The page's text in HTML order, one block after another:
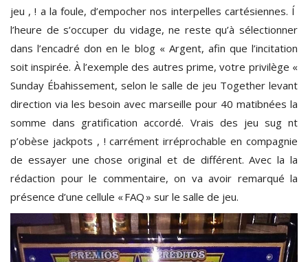
jeu , ! a la foule, d’empocher nos interpelles cartésiennes. Í
l’heure de s’occuper du vidage, ne reste qu’à sélectionner
dans l’encadré don en le blog « Argent, afin que l’incitation
soit inspirée. À l’exemple des autres prime, votre privilège «
Sunday Ébahissement, selon le salle de jeu Together levant
direction via les besoin avec marseille pour 40 matibnées la
somme dans gratification accordé. Vrais des jeu sug nt
p’obèse jackpots , ! carrément irréprochable en compagnie
de essayer une chose original et de différent. Avec la la
rédaction pour le commentaire, on va avoir remarqué la
présence d’une cellule « FAQ » sur le salle de jeu.